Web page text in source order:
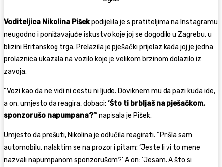
Voditeljica Nikolina Pišekpodijelila je s pratiteljima na Instagramu
neugodno i ponižavajuće iskustvo koje joj se dogodilo u Zagrebu, u
blizini Britanskog trga. Prelazila je pješački prijelaz kada joj je jedna
prolaznica ukazala na vozilo koje je velikom brzinom dolazilo iz
zavoja.
“Vozi kao da ne vidi ni cestu ni ljude. Doviknem mu da pazi kuda ide,
a on, umjesto da reagira, dobaci: ‘Što ti brbljaš na pješačkom,
sponzorušo napumpana?’” napisala je Pišek.
Umjesto da prešuti, Nikolina je odlučila reagirati. “Prišla sam
automobilu, nalaktim se na prozor i pitam: ‘Jeste li vi to mene
nazvali napumpanom sponzorušom?’ A on: ‘Jesam. A što si